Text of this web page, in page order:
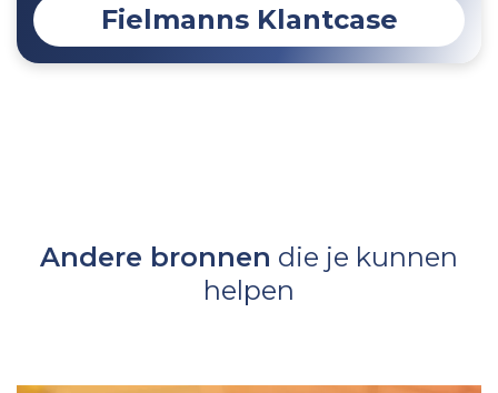
Fielmanns Klantcase
Andere bronnen die je kunnen
helpen